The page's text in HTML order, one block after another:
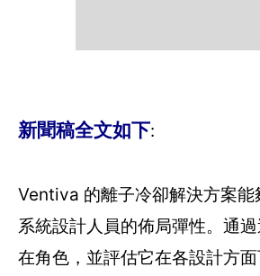
新聞稿全文如下:
Ventiva 的離子冷卻解決方案
系統設計人員的佈局彈性。通
在角色，並評估它在各設計方面